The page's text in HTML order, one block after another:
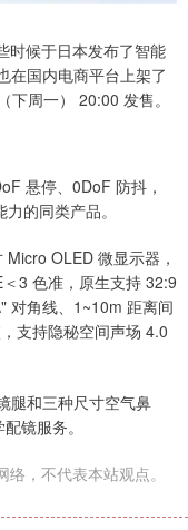
时候于日本发布了智能
在国内电商平台上架了
周一） 20:00 发售。
悬停、0DoF 防抖，
的同类产品。
OLED 微显示器，
3 色准，原生支持 32:9
对角线、1~10m 距离间
支持隐秘空间声场 4.0
腿和三种尺寸空气鼻
镜服务。
，不代表本站观点。